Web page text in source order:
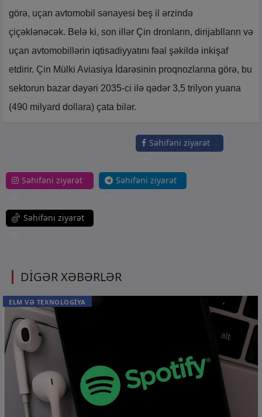
görə, uçan avtomobil sənayesi beş il ərzində
çiçəklənəcək. Belə ki, son illər Çin dronların, dirijablların və
uçan avtomobillərin iqtisadiyyatını fəal şəkildə inkişaf
etdirir. Çin Mülki Aviasiya İdarəsinin proqnozlarına görə, bu
sektorun bazar dəyəri 2035-ci ilə qədər 3,5 trilyon yuana
(490 milyard dollara) çata bilər.
Səhifəni ziyarət
Səhifəni ziyarət
Səhifəni ziyarət
Səhifəni ziyarət
DİGƏR XƏBƏRLƏR
ELM VƏ TEXNOLOGİYA